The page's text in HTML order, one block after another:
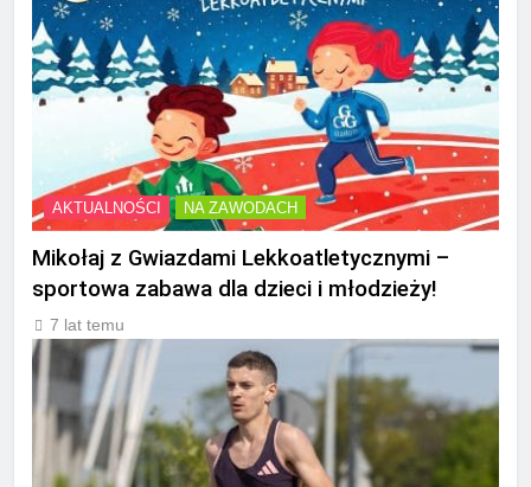
AKTUALNOŚCI NA ZAWODACH
Mikołaj z Gwiazdami Lekkoatletycznymi –
sportowa zabawa dla dzieci i młodzieży!
7 lat temu